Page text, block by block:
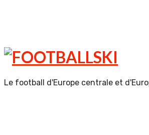
FOOTBALLSKI
Le football d'Europe centrale et